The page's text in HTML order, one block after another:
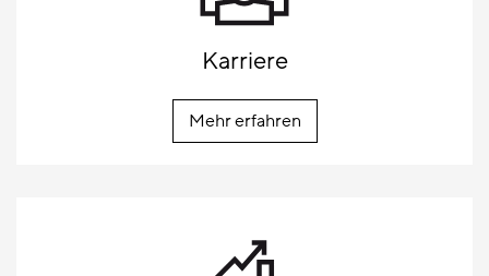
Karriere
Mehr erfahren